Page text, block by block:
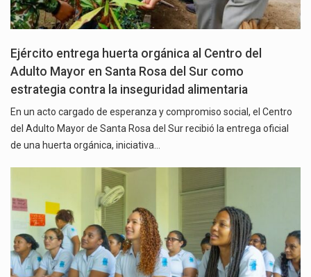
Ejército entrega huerta orgánica al Centro del
Adulto Mayor en Santa Rosa del Sur como
estrategia contra la inseguridad alimentaria
En un acto cargado de esperanza y compromiso social, el Centro
del Adulto Mayor de Santa Rosa del Sur recibió la entrega oficial
de una huerta orgánica, iniciativa…